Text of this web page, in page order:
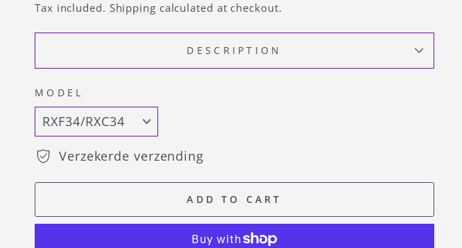
price
Tax included. Shipping calculated at checkout.
DESCRIPTION
MODEL
Verzekerde verzending
ADD TO CART